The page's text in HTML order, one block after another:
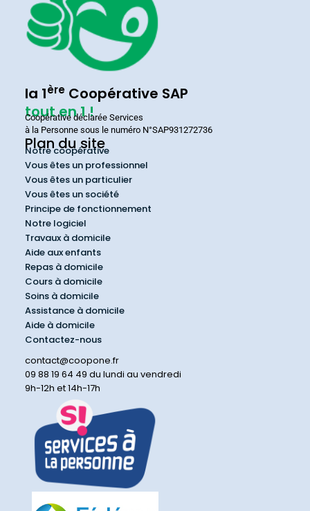
la 1ère Coopérative SAP
tout en 1 !
Coopérative déclarée Services
à la Personne sous le numéro N°SAP931272736
Plan du site
Notre coopérative
Vous êtes un professionnel
Vous êtes un particulier
Vous êtes un société
Principe de fonctionnement
Notre logiciel
Travaux à domicile
Aide aux enfants
Repas à domicile
Cours à domicile
Soins à domicile
Assistance à domicile
Aide à domicile
Contactez-nous
contact@coopone.fr
09 88 19 64 49 du lundi au vendredi
9h-12h et 14h-17h